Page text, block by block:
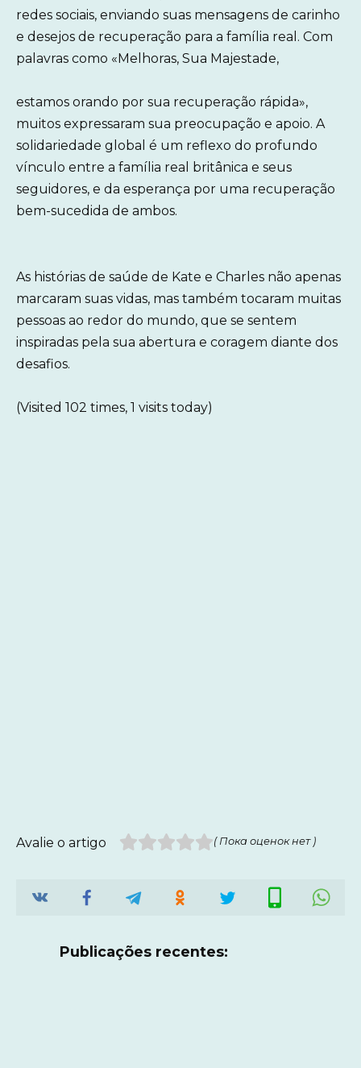
redes sociais, enviando suas mensagens de carinho
e desejos de recuperação para a família real. Com
palavras como «Melhoras, Sua Majestade,
estamos orando por sua recuperação rápida»,
muitos expressaram sua preocupação e apoio. A
solidariedade global é um reflexo do profundo
vínculo entre a família real britânica e seus
seguidores, e da esperança por uma recuperação
bem-sucedida de ambos.
As histórias de saúde de Kate e Charles não apenas
marcaram suas vidas, mas também tocaram muitas
pessoas ao redor do mundo, que se sentem
inspiradas pela sua abertura e coragem diante dos
desafios.
(Visited 102 times, 1 visits today)
Avalie o artigo ( Пока оценок нет )
Publicações recentes: